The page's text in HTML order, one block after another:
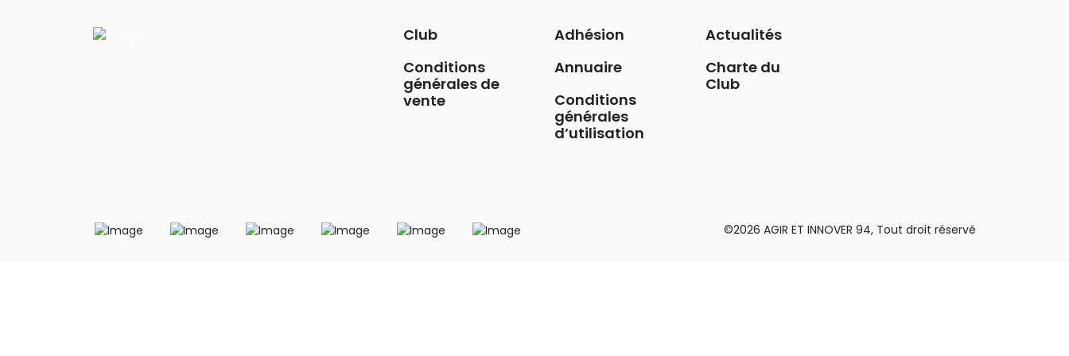
Club
Conditions
générales de
vente
Adhésion
Annuaire
Conditions
générales
d’utilisation
Actualités
Charte du
Club
©2026 AGIR ET INNOVER 94, Tout droit réservé